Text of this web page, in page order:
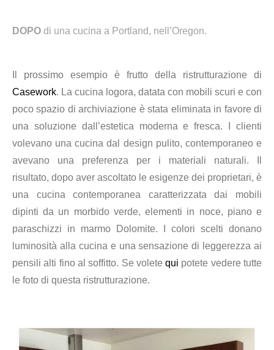
DOPO di una cucina a Portland, nell’Oregon.
Il prossimo esempio è frutto della ristrutturazione di
Casework. La cucina logora, datata con mobili scuri e con
poco spazio di archiviazione è stata eliminata in favore di
una soluzione dall’estetica moderna e fresca. I clienti
volevano una cucina dal design pulito, contemporaneo e
avevano una preferenza per i materiali naturali.
risultato, dopo aver ascoltato le esigenze dei proprietari, è
una cucina contemporanea caratterizzata dai mobili
dipinti da un morbido verde,elementi in noce, piano e
paraschizzi in marmo Dolomite. I colori scelti donano
luminosità alla cucina e una sensazione di leggerezza ai
pensili alti fino al soffitto. Se voletequi potete vedere tutte
le foto di questa ristrutturazione.